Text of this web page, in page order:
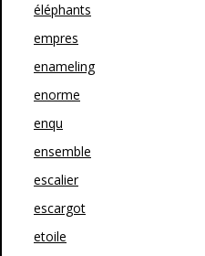
éléphants
empres
enameling
enorme
enqu
ensemble
escalier
escargot
etoile